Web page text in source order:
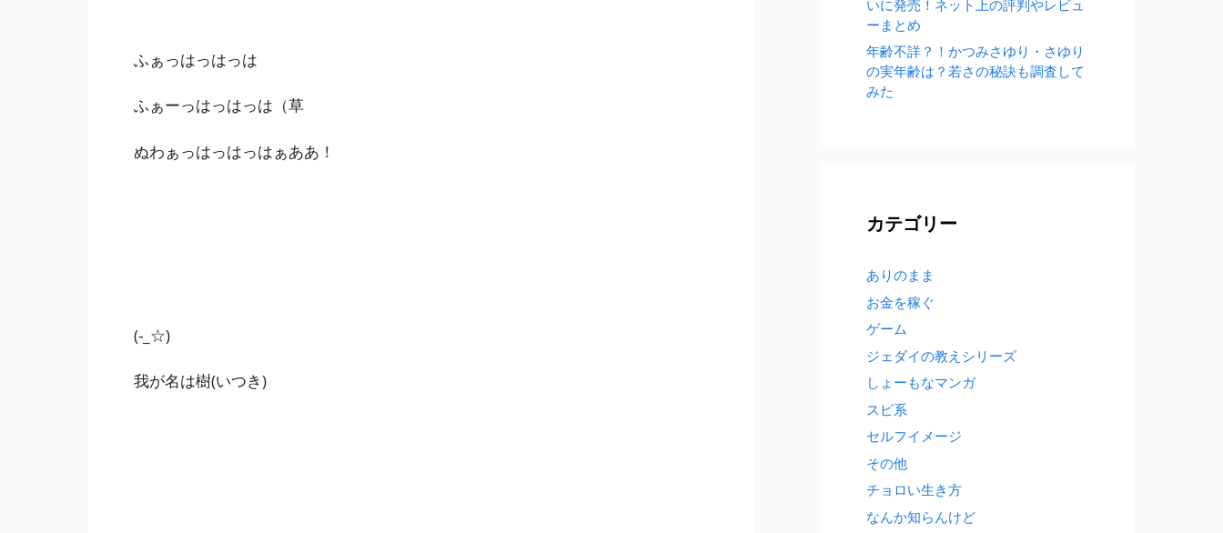
ふぁっはっはっは
ふぁーっはっはっは（草
ぬわぁっはっはっはぁああ！
(-_☆)
我が名は樹(いつき)
いに発売！ネット上の評判やレビュ
ーまとめ
年齢不詳？！かつみさゆり・さゆり
の実年齢は？若さの秘訣も調査して
みた
カテゴリー
ありのまま
お金を稼ぐ
ゲーム
ジェダイの教えシリーズ
しょーもなマンガ
スピ系
セルフイメージ
その他
チョロい生き方
なんか知らんけど